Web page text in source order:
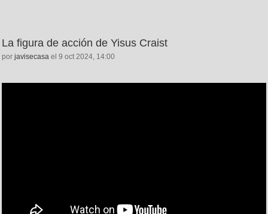
La figura de acción de Yisus Craist
por javisecasa el 9 oct 2024, 14:00